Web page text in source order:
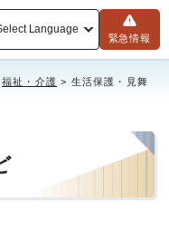
Language
緊急情報
福祉・介護 > 生活保護・見舞